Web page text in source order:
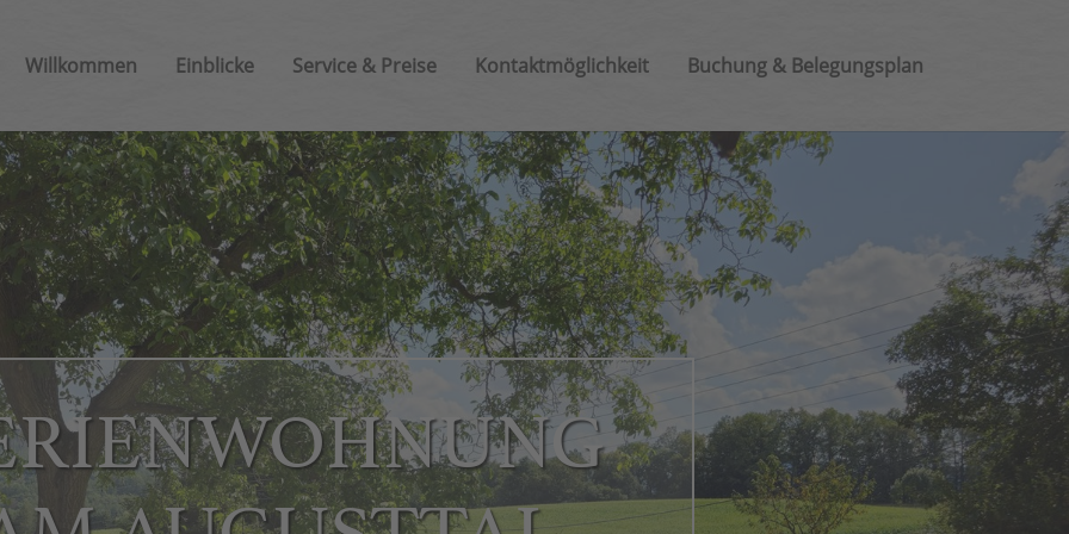
Willkommen Einblicke Service & Preise Kontaktmöglichkeit Buchung & Belegungsplan